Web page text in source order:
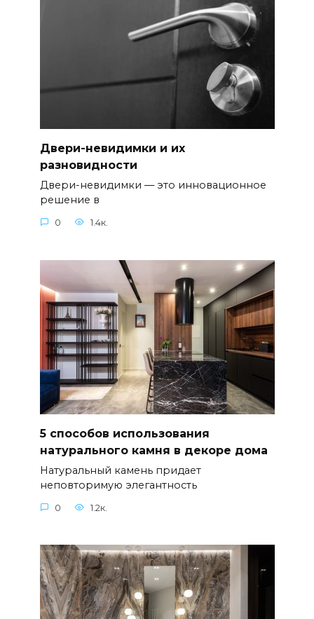
Двери-невидимки и их
разновидности
Двери-невидимки — это инновационное
решение в
0 1.4к.
5 способов использования
натурального камня в декоре дома
Натуральный камень придает
неповторимую элегантность
0 1.2к.